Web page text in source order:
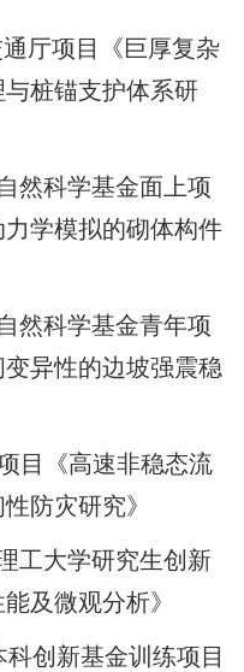
厅项目《巨厚复杂
桩锚支护体系研
然科学基金面上项
学模拟的砌体构件
然科学基金青年项
异性的边坡强震稳
目《高速非稳态流
防灾研究》
工大学研究生创新
及微观分析》
创新基金训练项目